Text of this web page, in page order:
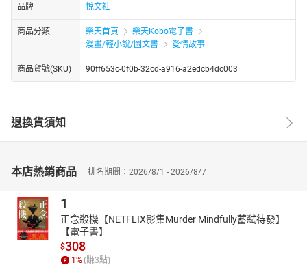
品牌 悅文社
商品分類 樂天首頁
樂天Kobo電子書
漫畫/輕小說/圖文書
愛情故事
商品貨號(SKU) 90ff653c-0f0b-32cd-a916-a2edcb4dc003
退換貨須知
本店熱銷商品 排名期間：2026/8/1 - 2026/8/7
1
正念殺機【NETFLIX影集Murder Mindfully蓄弒待發】
【電子書】
$308
1% (賺3點)